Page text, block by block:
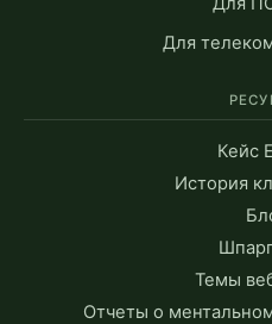
Для
Кейс
История
Темы
Отчеты о